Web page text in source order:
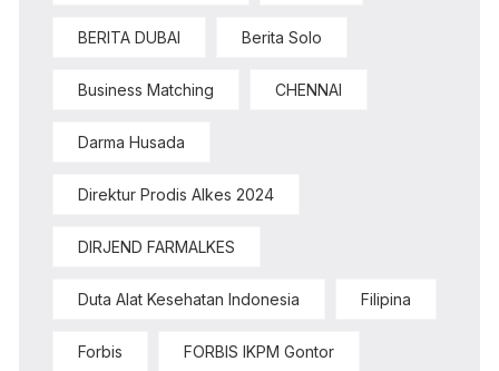
BERITA DUBAI Berita Solo
Business Matching CHENNAI
Darma Husada
Direktur Prodis Alkes 2024
DIRJEND FARMALKES
Duta Alat Kesehatan Indonesia Filipina
Forbis FORBIS IKPM Gontor